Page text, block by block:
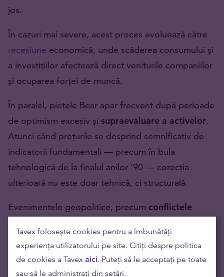
jos.
În cazuri mai severe, acest proces evoluează către
recesiune economică, unde scăderea consumului și
a investițiilor afectează direct veniturile companiilor
și ocuparea forței de muncă.
În paralel, piețele Bear apar frecvent după perioade
de optimism excesiv și supraevaluare a activelor.
Atunci când prețurile se desprind semnificativ de
indicatorii fundamentali — precum în bula
tehnologică de la finalul anilor ’90 — corecția
ulterioară nu este doar tehnică, ci structurală.
Evenimentele geopolitice, precum conflictele
majore , pot accelera procesul prin amplificarea
incertitudinii și perturbarea relațiilor economice deja
fragile.
Tavex folosește cookies pentru a îmbunătăți
experiența utilizatorului pe site. Citiți despre politica
de cookies a Tavex aici. Puteți să le acceptați pe toate
sau să le administrați din setări.